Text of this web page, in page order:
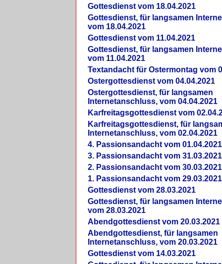
Gottesdienst vom 18.04.2021
Gottesdienst, für langsamen
vom 18.04.2021
Gottesdienst vom 11.04.2021
Gottesdienst, für langsamen
vom 11.04.2021
Textandacht für Ostermontag vom
Ostergottesdienst vom 04.04.2021
Ostergottesdienst, für langsamen
Internetanschluss, vom 04.04.2021
Karfreitagsgottesdienst vom
Karfreitagsgottesdienst, für
Internetanschluss, vom 02.04.2021
4. Passionsandacht vom 01.04.2021
3. Passionsandacht vom 31.03.2021
2. Passionsandacht vom 30.03.2021
1. Passionsandacht vom 29.03.2021
Gottesdienst vom 28.03.2021
Gottesdienst, für langsamen
vom 28.03.2021
Abendgottesdienst vom 20.03.2021
Abendgottesdienst, für langsamen
Internetanschluss, vom 20.03.2021
Gottesdienst vom 14.03.2021